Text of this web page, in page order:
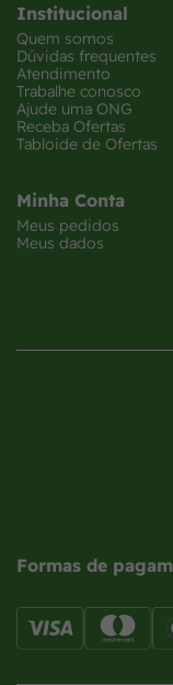
Institucional
Quem somos
Dúvidas frequentes
Atendimento
Trabalhe conosco
Ajude uma ONG
Receba Ofertas
Tabloide de Ofertas
Minha Conta
Meus pedidos
Meus dados
Formas de